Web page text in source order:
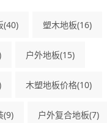
(40) 塑木地板(16)
户外地板(15)
木塑地板价格(10)
(9) 户外复合地板(7)